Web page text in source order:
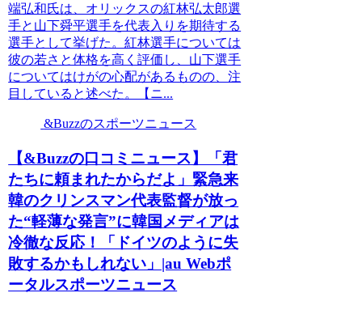
端弘和氏は、オリックスの紅林弘太郎選
手と山下舜平選手を代表入りを期待する
選手として挙げた。紅林選手については
彼の若さと体格を高く評価し、山下選手
についてはけがの心配があるものの、注
目していると述べた。【ニ...
&Buzzのスポーツニュース
【&Buzzの口コミニュース】「君
たちに頼まれたからだよ」緊急来
韓のクリンスマン代表監督が放っ
た“軽薄な発言”に韓国メディアは
冷徹な反応！「ドイツのように失
敗するかもしれない」|au Webポ
ータルスポーツニュース